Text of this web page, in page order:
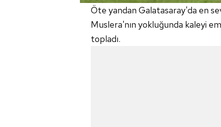
Çerezlere ilişkin tercihlerinizi
butonuna tıklayabilir,
6698 sayılı Kişisel Verilerin
Öte yandan Galatasaray'da en
Muslera'nın yokluğunda kaleyi
topladı.